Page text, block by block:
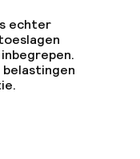
echter